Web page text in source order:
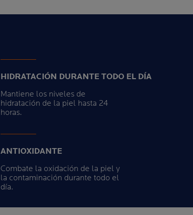
HIDRATACIÓN DURANTE TODO EL DÍA
Mantiene los niveles de
hidratación de la piel hasta 24
horas.
ANTIOXIDANTE
Combate la oxidación de la piel y
la contaminación durante todo el
día.